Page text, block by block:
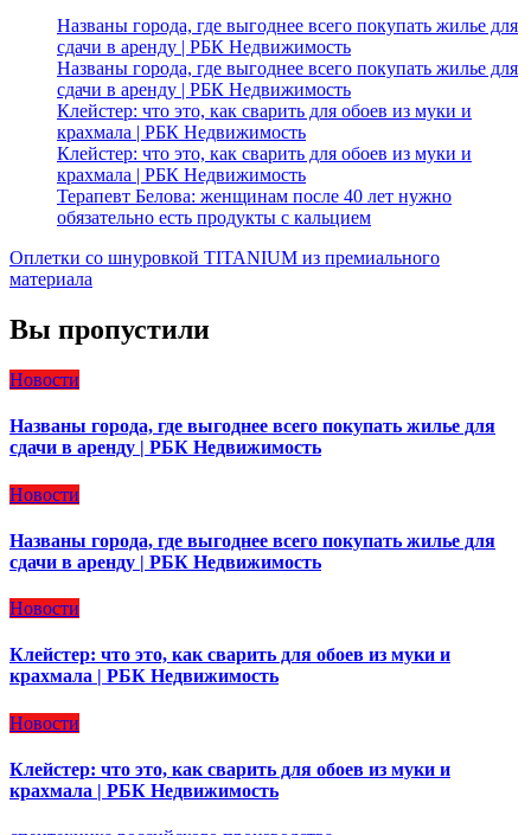
Названы города, где выгоднее всего покупать жилье для
сдачи в аренду | РБК Недвижимость
Названы города, где выгоднее всего покупать жилье для
сдачи в аренду | РБК Недвижимость
Клейстер: что это, как сварить для обоев из муки и
крахмала | РБК Недвижимость
Клейстер: что это, как сварить для обоев из муки и
крахмала | РБК Недвижимость
Терапевт Белова: женщинам после 40 лет нужно
обязательно есть продукты с кальцием
Оплетки со шнуровкой TITANIUM из премиального
материала
Вы пропустили
Новости
Названы города, где выгоднее всего покупать жилье для
сдачи в аренду | РБК Недвижимость
Новости
Названы города, где выгоднее всего покупать жилье для
сдачи в аренду | РБК Недвижимость
Новости
Клейстер: что это, как сварить для обоев из муки и
крахмала | РБК Недвижимость
Новости
Клейстер: что это, как сварить для обоев из муки и
крахмала | РБК Недвижимость